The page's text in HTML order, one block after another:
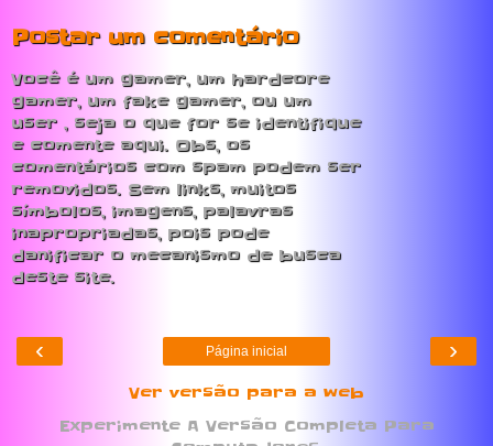
Postar um comentário
Você é um gamer, um hardcore
gamer, um fake gamer, ou um
user , seja o que for se identifique
e comente aqui. Obs, os
comentários com spam podem ser
removidos. Sem links, muitos
símbolos, imagens, palavras
inapropriadas, pois pode
danificar o mecanismo de busca
deste site.
‹ ›
Página inicial
Ver versão para a web
Experimente A Versão Completa Para